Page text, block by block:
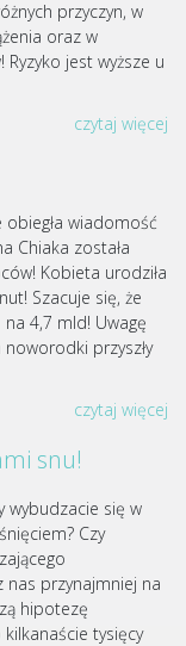
przyczyn, w
oraz w
jest wyższe u
czytaj więcej
wiadomość
Chiaka została
Kobieta urodziła
Szacuje się, że
4,7 mld! Uwagę
przyszły
czytaj więcej
snu!
wybudzacie się w
Czy
nas przynajmniej na
hipotezę
tysięcy